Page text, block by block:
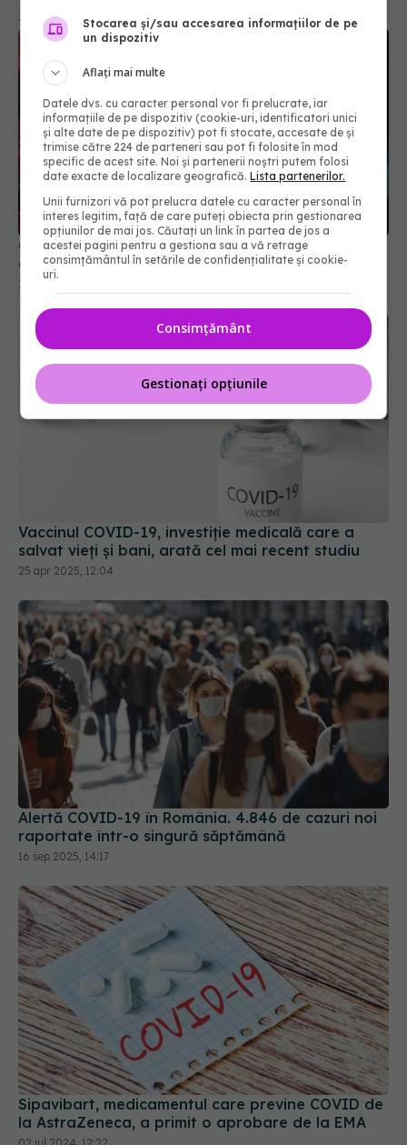
Creierul afectat de COVID-19. Trunchiul cerebral,
cheia simptomelor pe termen lung
11 oct 2025, 15:54
Vaccinul COVID-19, investiție medicală care a
salvat vieți și bani, arată cel mai recent studiu
25 apr 2025, 12:04
Alertă COVID-19 în România. 4.846 de cazuri noi
raportate într-o singură săptămână
16 sep 2025, 14:17
Sipavibart, medicamentul care previne COVID de
la AstraZeneca, a primit o aprobare de la EMA
02 iul 2024, 12:22
Stocarea și/sau accesarea informațiilor de pe
un dispozitiv
Aflați mai multe
Datele dvs. cu caracter personal vor fi prelucrate, iar
informațiile de pe dispozitiv (cookie-uri, identificatori unici
și alte date de pe dispozitiv) pot fi stocate, accesate de și
trimise către 224 de parteneri sau pot fi folosite în mod
specific de acest site. Noi și partenerii noștri putem folosi
date exacte de localizare geografică.Lista partenerilor.
Unii furnizori vă pot prelucra datele cu caracter personal în
interes legitim, față de care puteți obiecta prin gestionarea
opțiunilor de mai jos. Căutați un link în partea de jos a
acestei pagini pentru a gestiona sau a vă retrage
consimțământul în setările de confidențialitate și cookie-
uri.
Consimțământ
Gestionați opțiunile